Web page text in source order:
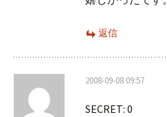
返信
2008-09-08 09:57
SECRET: 0